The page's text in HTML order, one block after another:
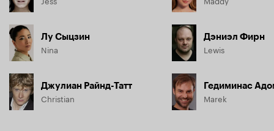
Лу Сыцзин
Nina
Джулиан Райнд-Татт
Christian
Дэниэл Фирн
Lewis
Гедиминас
Marek